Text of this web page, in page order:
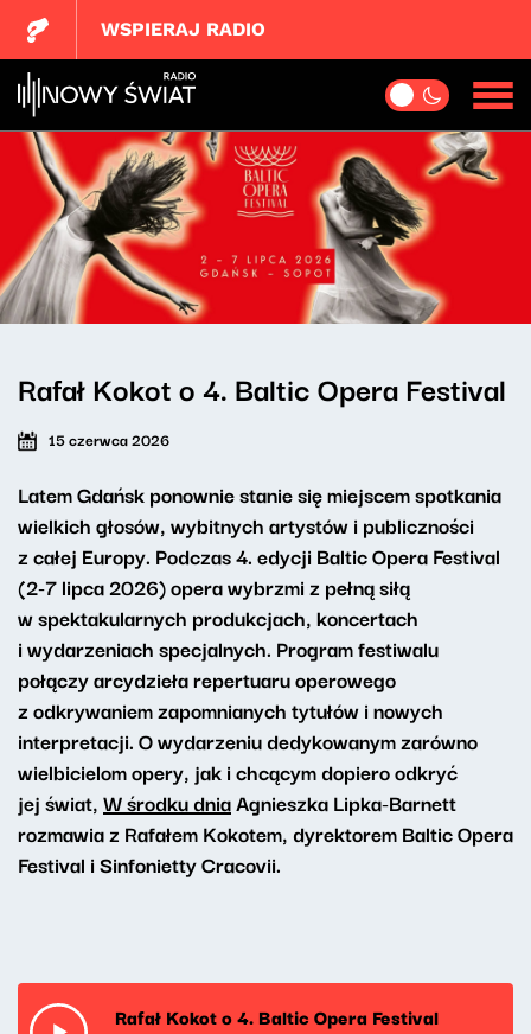
WSPIERAJ RADIO
Rafał Kokot o 4. Baltic Opera Festival
15 czerwca 2026
Latem Gdańsk ponownie stanie się miejscem spotkania
wielkich głosów, wybitnych artystów i publiczności
z całej Europy. Podczas 4. edycji Baltic Opera Festival
(2-7 lipca 2026) opera wybrzmi z pełną siłą
w spektakularnych produkcjach, koncertach
i wydarzeniach specjalnych. Program festiwalu
połączy arcydzieła repertuaru operowego
z odkrywaniem zapomnianych tytułów i nowych
interpretacji. O wydarzeniu dedykowanym zarówno
wielbicielom opery, jak i chcącym dopiero odkryć
jej świat,W środku dniaAgnieszka Lipka-Barnett
rozmawia z Rafałem Kokotem, dyrektorem Baltic Opera
Festival i Sinfonietty Cracovii.
Rafał Kokot o 4. Baltic Opera Festival